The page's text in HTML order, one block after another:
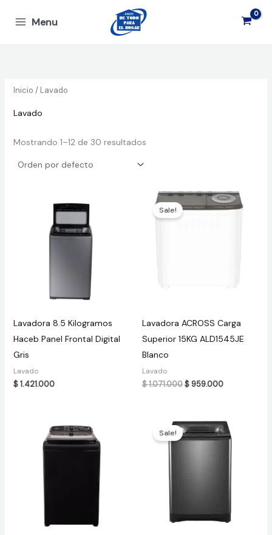
Menu
Inicio / Lavado
Lavado
Mostrando 1–12 de 30 resultados
Lavadora 8.5 Kilogramos
Haceb Panel Frontal Digital
Gris
Lavado
$1.421.000
Sale!
Lavadora ACROSS Carga
Superior 15KG ALD1545JE
Blanco
Lavado
$1.071.000Original
$959.000Current
Sale!